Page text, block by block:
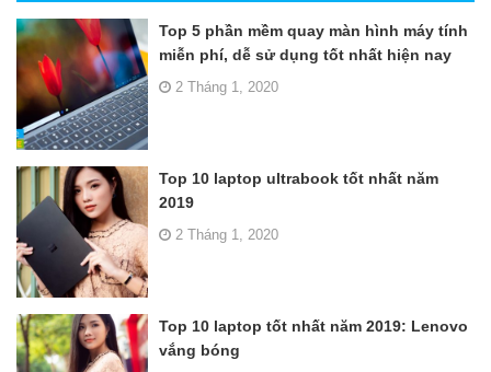
Top 5 phần mềm quay màn hình máy tính
miễn phí, dễ sử dụng tốt nhất hiện nay
2 Tháng 1, 2020
Top 10 laptop ultrabook tốt nhất năm
2019
2 Tháng 1, 2020
Top 10 laptop tốt nhất năm 2019: Lenovo
vắng bóng